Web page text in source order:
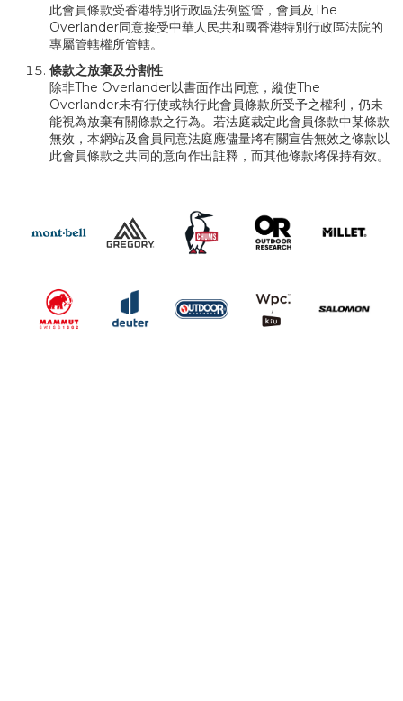
此會員條款受香港特別行政區法例監管，會員及The
Overlander同意接受中華人民共和國香港特別行政區法院的
專屬管轄權所管轄。
條款之放棄及分割性
除非The Overlander以書面作出同意，縱使The
Overlander未有行使或執行此會員條款所受予之權利，仍未
能視為放棄有關條款之行為。若法庭裁定此會員條款中某條款
無效，本網站及會員同意法庭應儘量將有關宣告無效之條款以
此會員條款之共同的意向作出註釋，而其他條款將保持有效。